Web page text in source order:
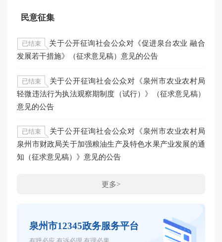
民意征集
已结束
关于公开征询社会公众对《促进泉台农业 融合
发展若干措施》（征求意见稿）意见的公告
已结束
关于公开征询社会公众对《泉州市农业农村局
轻微违法行为执法观察期制度（试行）》（征求意见稿）
意见的公告
已结束
关于公开征询社会公众对《泉州市农业农村局
泉州市财政局关于加强粮油生产及特色水果产业发展的通
知（征求意见稿）》意见的公告
更多>
泉州市12345政务服务平台